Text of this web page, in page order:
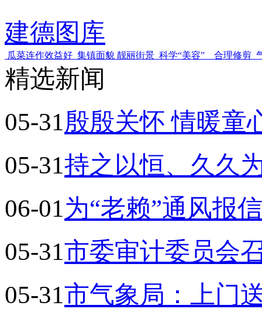
建德图库
瓜菜连作效益好 集镇面貌 靓丽街景 科学“美容” 合理修剪
精选新闻
05-31殷殷关怀 情暖童
05-31持之以恒、久久
06-01为“老赖”通风报
05-31市委审计委员会
05-31市气象局：上门